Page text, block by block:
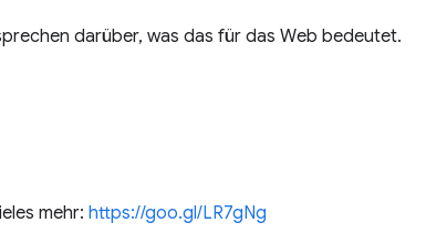
darüber, was das für das Web bedeutet.
mehr: https://goo.gl/LR7gNg